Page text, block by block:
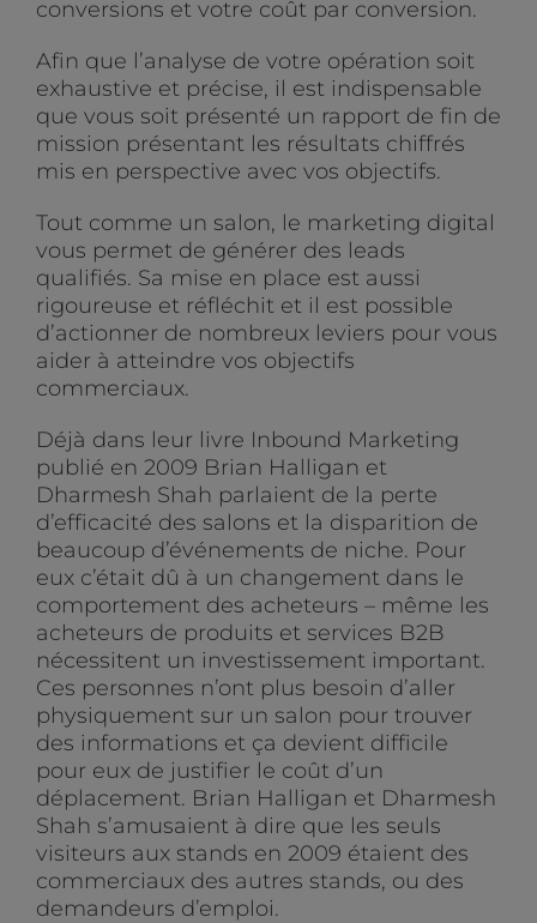
conversions et votre coût par conversion.
Afin que l’analyse de votre opération soit
exhaustive et précise, il est indispensable
que vous soit présenté un rapport de fin de
mission présentant les résultats chiffrés
mis en perspective avec vos objectifs.
Tout comme un salon, le marketing digital
vous permet de générer des leads
qualifiés. Sa mise en place est aussi
rigoureuse et réfléchit et il est possible
d’actionner de nombreux leviers pour vous
aider à atteindre vos objectifs
commerciaux.
Déjà dans leur livre Inbound Marketing
publié en 2009 Brian Halligan et
Dharmesh Shah parlaient de la perte
d’efficacité des salons et la disparition de
beaucoup d’événements de niche. Pour
eux c’était dû à un changement dans le
comportement des acheteurs – même les
acheteurs de produits et services B2B
nécessitent un investissement important.
Ces personnes n’ont plus besoin d’aller
physiquement sur un salon pour trouver
des informations et ça devient difficile
pour eux de justifier le coût d’un
déplacement. Brian Halligan et Dharmesh
Shah s’amusaient à dire que les seuls
visiteurs aux stands en 2009 étaient des
commerciaux des autres stands, ou des
demandeurs d’emploi.